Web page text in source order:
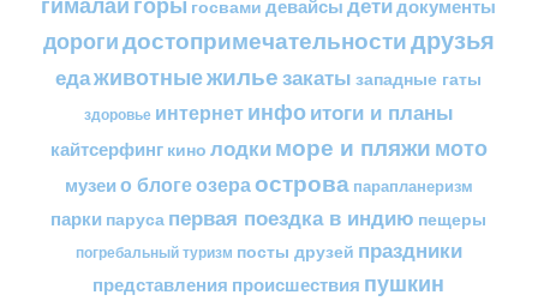
госвами девайсы документы
дорогидостопримечательностидрузья
едаживотныежильезакаты западные гаты
здоровье интернетинфоитоги и планы
кайтсерфинг кино лодкиморе и пляжимото
музеи о блогеозераострова парапланеризм
парки паруса первая поездка в индию пещеры
погребальный туризм посты друзей праздники
представления происшествия пушкин